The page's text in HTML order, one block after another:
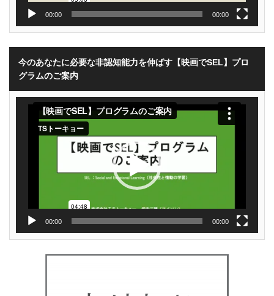
00:00 00:00
今のあなたに必要な非認知能力を伸ばす【映画でSEL】プロ
グラムのご案内
00:00 00:00